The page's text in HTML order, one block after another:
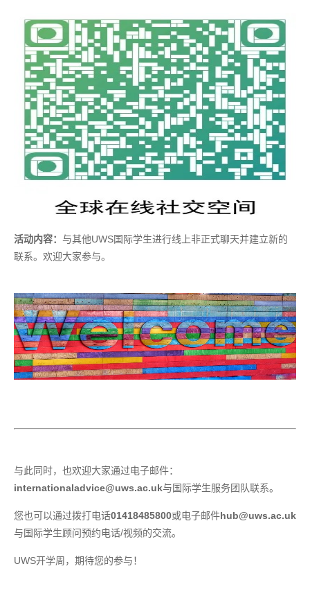
活动内容： 与其他UWS国际学生进行线上非正式聊天并建立新的
联系。欢迎大家参与。
与此同时，也欢迎大家通过电子邮件：
internationaladvice@uws.ac.uk与国际学生服务团队联系。
您也可以通过拨打电话01418485800或电子邮件hub@uws.ac.uk
与国际学生顾问预约电话/视频的交流。
UWS开学周，期待您的参与！